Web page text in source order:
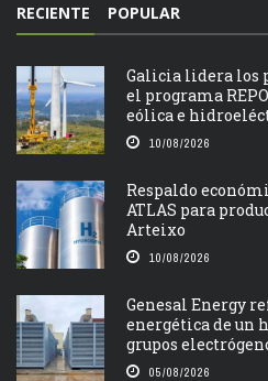
RECIENTE POPULAR
Galicia lidera los
el programa
eólica e
10/08/2026
Respaldo
ATLAS para
Arteixo
10/08/2026
Genesal Energy
energética de un
grupos
05/08/2026